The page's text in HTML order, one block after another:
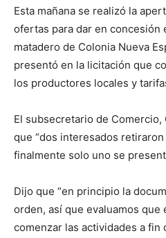
Esta mañana se realizó la
ofertas para dar en concesión
matadero de Colonia Nueva
presentó en la licitación que
los productores locales y
El subsecretario de
que “dos interesados
finalmente solo uno se
Dijo que “en principio la
orden, así que evaluamos
comenzar las actividades a fin